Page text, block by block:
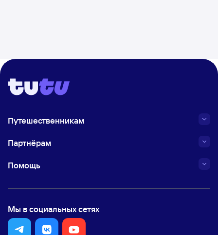
Путешественникам
Партнёрам
Помощь
Мы в социальных сетях